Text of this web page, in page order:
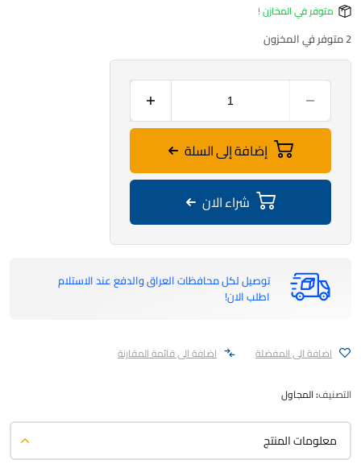
متوفر في المخازن !
2 متوفر في المخزون
إضافة إلى السلة
شراء الان
توصيل لكل محافظات العراق والدفع عند الاستلام
اطلب الان!
اضافة الى المفضلة اضافة الى قائمة المقارنة
التصنيف:المجاول
معلومات المنتج